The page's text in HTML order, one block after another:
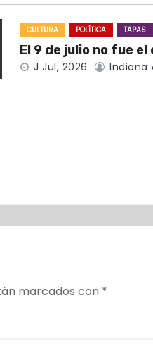
CULTURA POLÍTICA TAPAS
El 9 de julio no fue el
J Jul, 2026 Indiana
marcados con *